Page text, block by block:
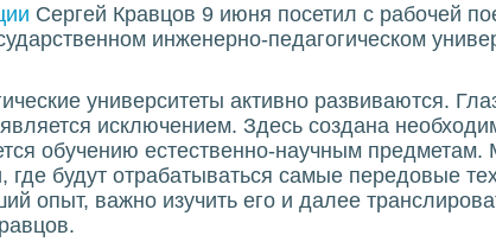
Сергей Кравцов 9 июня посетил с рабочей
инженерно-педагогическом
университеты активно развиваются.
исключением. Здесь создана
обучению естественно-научным предметам.
где будут отрабатываться самые передовые
опыт, важно изучить его и далее